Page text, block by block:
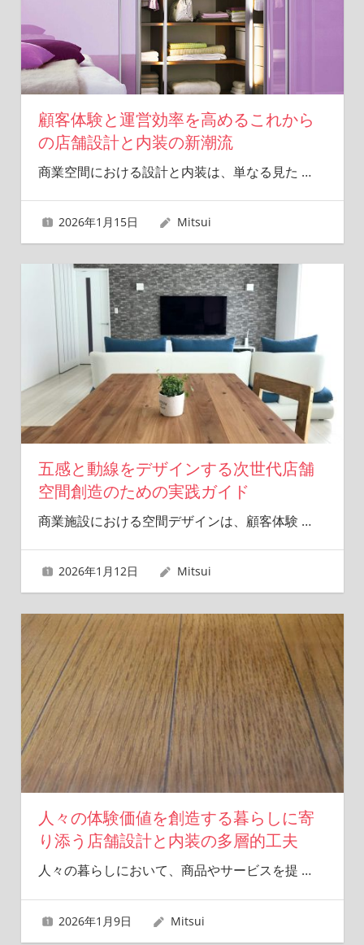
顧客体験と運営効率を高めるこれから
の店舗設計と内装の新潮流
商業空間における設計と内装は、単なる見た …
2026年1月15日 Mitsui
五感と動線をデザインする次世代店舗
空間創造のための実践ガイド
商業施設における空間デザインは、顧客体験 …
2026年1月12日 Mitsui
人々の体験価値を創造する暮らしに寄
り添う店舗設計と内装の多層的工夫
人々の暮らしにおいて、商品やサービスを提 …
2026年1月9日 Mitsui